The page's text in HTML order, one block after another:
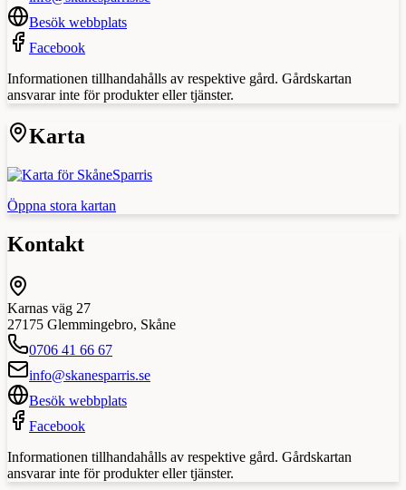
Besök webbplats
Facebook
Informationen tillhandahålls av respektive gård. Gårdskartan
ansvarar inte för produkter eller tjänster.
Karta
Öppna stora kartan
Kontakt
Karnas väg 27
27175 Glemmingebro, Skåne
0706 41 66 67
info@skanesparris.se
Besök webbplats
Facebook
Informationen tillhandahålls av respektive gård. Gårdskartan
ansvarar inte för produkter eller tjänster.